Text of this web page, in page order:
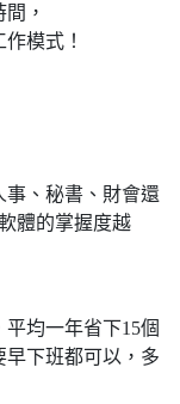
，
模式！
、秘書、財會還
體的掌握度越
均一年省下15個
早下班都可以，多